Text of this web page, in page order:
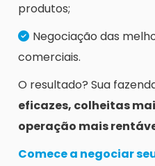
produtos;
Negociação das
comerciais.
O resultado? Sua
eficazes, colheitas
operação mais
Comece a negociar